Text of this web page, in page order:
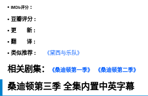
•
IMDb评分 :
• 豆瓣评分 :
• 更 新 :
• 翻 译 :
• 类似推荐 :
《黛西与乐队》
相关剧集： 《桑迪顿第一季》 《桑迪顿第二季》
桑迪顿第三季 全集内置中英字幕